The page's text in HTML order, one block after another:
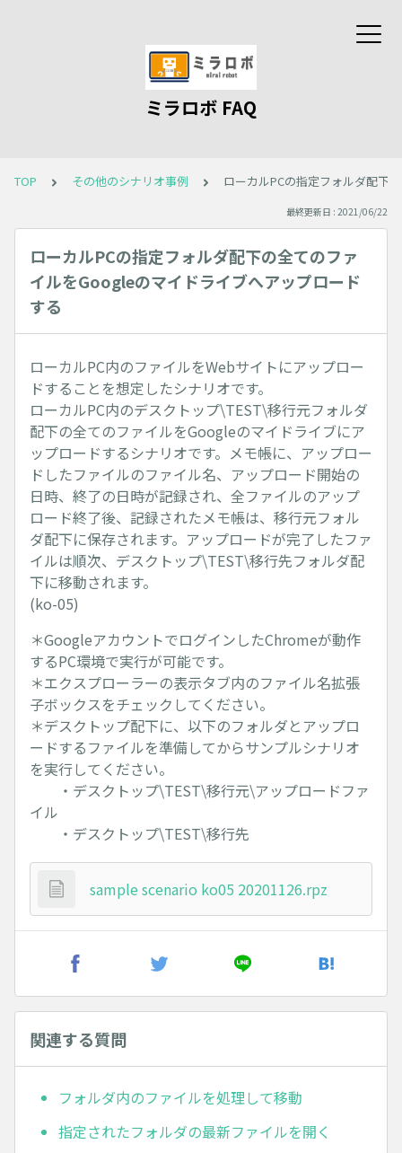
ミラロボ FAQ
TOP その他のシナリオ事例 ローカルPCの指定フォルダ配下
最終更新日 : 2021/06/22
ローカルPCの指定フォルダ配下の全てのファ
イルをGoogleのマイドライブへアップロード
する
ローカルPC内のファイルをWebサイトにアップロー
ドすることを想定したシナリオです。
ローカルPC内のデスクトップ\TEST\移行元フォルダ
配下の全てのファイルをGoogleのマイドライブにア
ップロードするシナリオです。メモ帳に、アップロー
ドしたファイルのファイル名、アップロード開始の
日時、終了の日時が記録され、全ファイルのアップ
ロード終了後、記録されたメモ帳は、移行元フォル
ダ配下に保存されます。アップロードが完了したファ
イルは順次、デスクトップ\TEST\移行先フォルダ配
下に移動されます。
(ko-05)
＊GoogleアカウントでログインしたChromeが動作
するPC環境で実行が可能です。
＊エクスプローラーの表示タブ内のファイル名拡張
子ボックスをチェックしてください。
＊デスクトップ配下に、以下のフォルダとアップロ
ードするファイルを準備してからサンプルシナリオ
を実行してください。
・デスクトップ\TEST\移行元\アップロードファ
イル
・デスクトップ\TEST\移行先
sample scenario ko05 20201126.rpz
関連する質問
フォルダ内のファイルを処理して移動
指定されたフォルダの最新ファイルを開く